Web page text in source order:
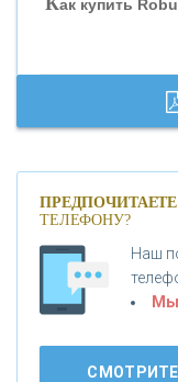
«БАНК
АО «КРЕДИТ
ак купить
Банки.ру
ТЕЛЕФОНУ?
Наш
Мы